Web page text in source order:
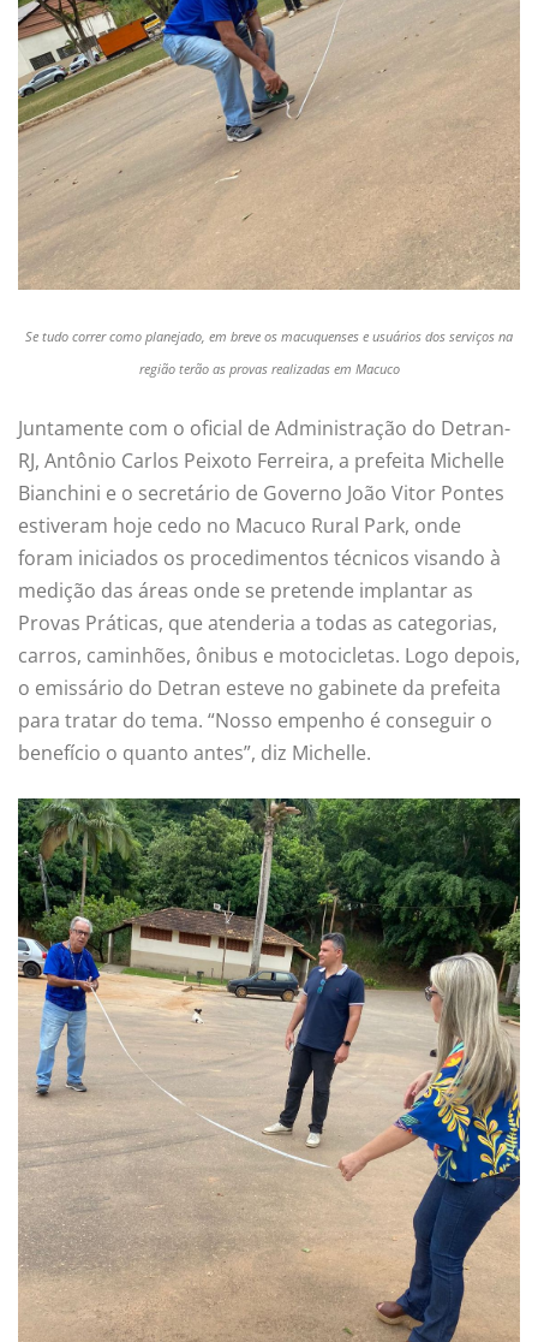
Se tudo correr como planejado, em breve os macuquenses e usuários dos serviços na
região terão as provas realizadas em Macuco
Juntamente com o oficial de Administração do Detran-
RJ, Antônio Carlos Peixoto Ferreira, a prefeita Michelle
Bianchini e o secretário de Governo João Vitor Pontes
estiveram hoje cedo no Macuco Rural Park, onde
foram iniciados os procedimentos técnicos visando à
medição das áreas onde se pretende implantar as
Provas Práticas, que atenderia a todas as categorias,
carros, caminhões, ônibus e motocicletas. Logo depois,
o emissário do Detran esteve no gabinete da prefeita
para tratar do tema. “Nosso empenho é conseguir o
benefício o quanto antes”, diz Michelle.